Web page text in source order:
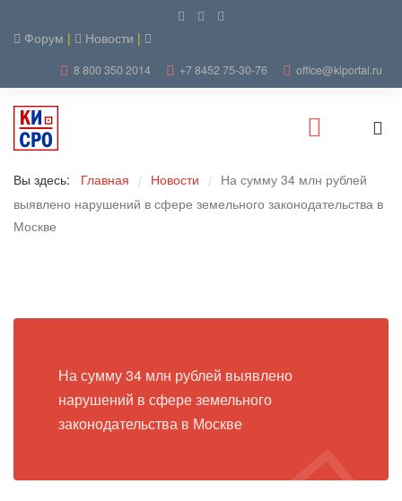
Форум | Новости |
8 800 350 2014 +7 8452 75-30-76 office@kiportal.ru
Вы здесь: Главная / Новости / На сумму 34 млн рублей
выявлено нарушений в сфере земельного законодательства в
Москве
На сумму 34 млн рублей выявлено
нарушений в сфере земельного
законодательства в Москве